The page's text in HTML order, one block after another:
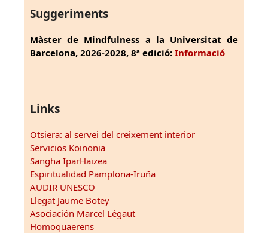
Suggeriments
Màster de Mindfulness a la Universitat de
Barcelona, 2026-2028, 8ª edició: Informació
Links
Otsiera: al servei del creixement interior
Servicios Koinonia
Sangha IparHaizea
Espiritualidad Pamplona-Iruña
AUDIR UNESCO
Llegat Jaume Botey
Asociación Marcel Légaut
Homoquaerens